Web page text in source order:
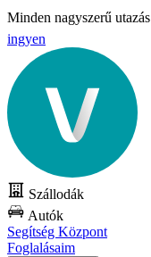
Minden nagyszerű utazás
ingyen
Szállodák
Autók
Segítség Központ
Foglalásaim